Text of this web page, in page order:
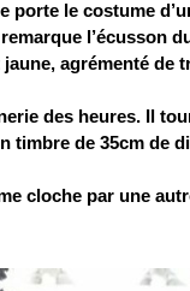
porte le costume
l’écusson
jaune, agrémenté de
des heures. Il
timbre de 35cm de
cloche par une